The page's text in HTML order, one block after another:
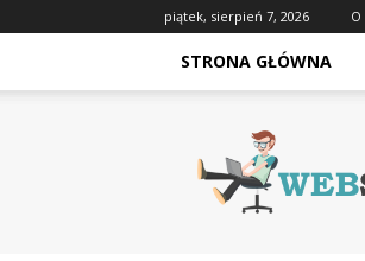
piątek, sierpień 7, 2026 O
STRONA GŁÓWNA
Webspace.pl